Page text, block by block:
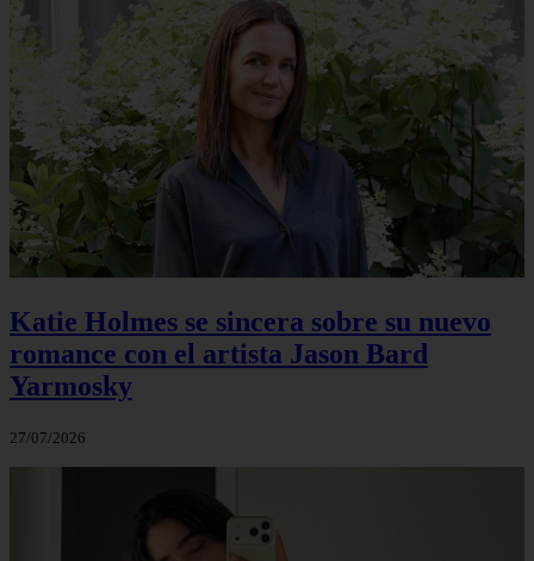
Katie Holmes se sincera sobre su nuevo
romance con el artista Jason Bard
Yarmosky
27/07/2026